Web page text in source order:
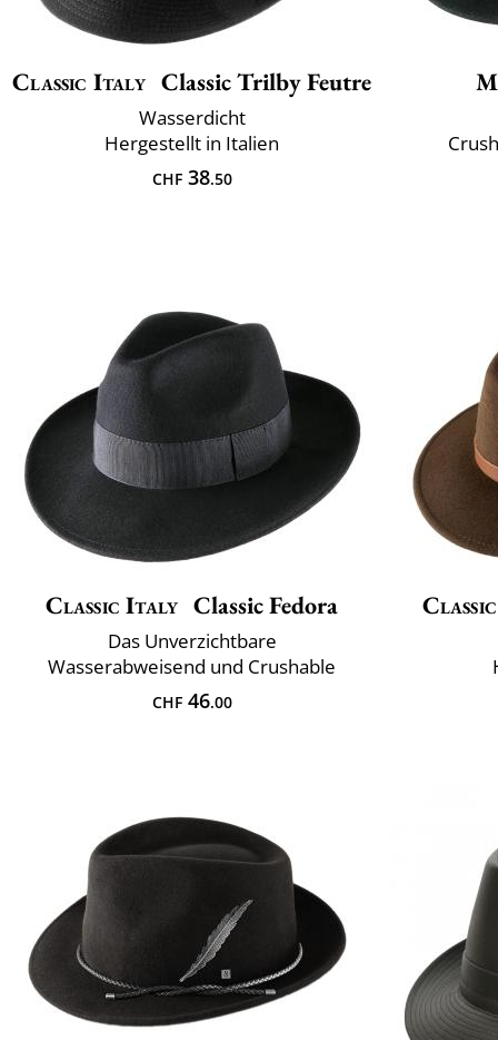
Classic Italy Classic Trilby Feutre
Wasserdicht
Hergestellt in Italien
CHF38.50
Classic Italy Classic Fedora
Das Unverzichtbare
Wasserabweisend und Crushable
CHF46.00